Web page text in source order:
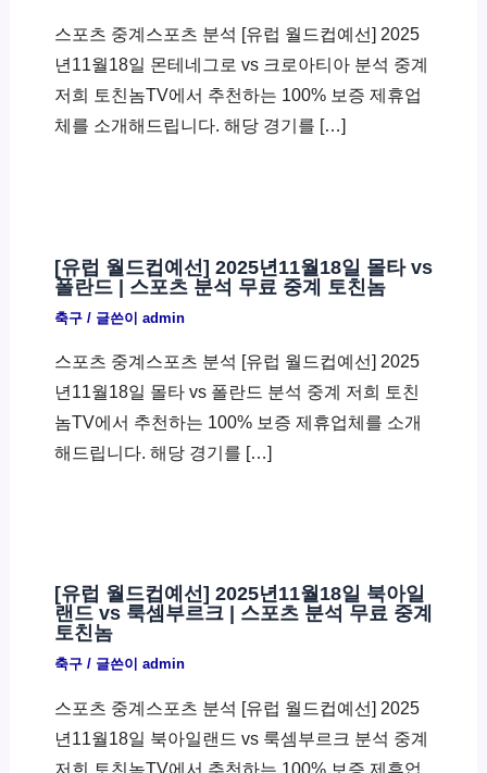
스포츠 중계스포츠 분석 [유럽 월드컵예선] 2025
년11월18일 몬테네그로 vs 크로아티아 분석 중계
저희 토친놈TV에서 추천하는 100% 보증 제휴업
체를 소개해드립니다. 해당 경기를 […]
[유럽 월드컵예선] 2025년11월18일 몰타 vs
폴란드 | 스포츠 분석 무료 중계 토친놈
축구/ 글쓴이 admin
스포츠 중계스포츠 분석 [유럽 월드컵예선] 2025
년11월18일 몰타 vs 폴란드 분석 중계 저희 토친
놈TV에서 추천하는 100% 보증 제휴업체를 소개
해드립니다. 해당 경기를 […]
[유럽 월드컵예선] 2025년11월18일 북아일
랜드 vs 룩셈부르크 | 스포츠 분석 무료 중계
토친놈
축구/ 글쓴이 admin
스포츠 중계스포츠 분석 [유럽 월드컵예선] 2025
년11월18일 북아일랜드 vs 룩셈부르크 분석 중계
저희 토친놈TV에서 추천하는 100% 보증 제휴업